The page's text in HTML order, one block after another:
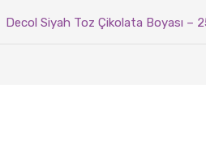
Decol Siyah Toz Çikolata Boyası –